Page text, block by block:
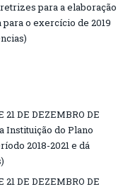
para a elaboração
o exercício de 2019
21 DE DEZEMBRO DE
Instituição do Plano
2018-2021 e dá
21 DE DEZEMBRO DE